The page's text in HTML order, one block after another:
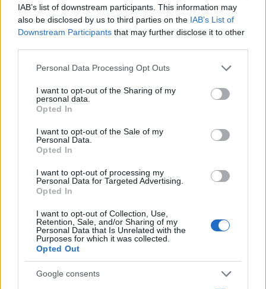
IAB’s list of downstream participants. This information may
also be disclosed by us to third parties on the IAB’s List of
Downstream Participants that may further disclose it to other
Please note that this website/app uses one or more Google
not limited to your visit or usage behaviour. You may click to
grant or deny consent to Google and its third-party tags to
use your data for below specified purposes in below Google
consent section.
Personal Data Processing Opt Outs
I want to opt-out of the Sharing of my
personal data.
Opted In
I want to opt-out of the Sale of my
Personal Data.
Opted In
I want to opt-out of processing my
Personal Data for Targeted Advertising.
Opted In
I want to opt-out of Collection, Use,
Retention, Sale, and/or Sharing of my
Personal Data that Is Unrelated with the
Purposes for which it was collected.
Opted Out
Google consents
Beatrice Bonaventura · 2 Ago 2026